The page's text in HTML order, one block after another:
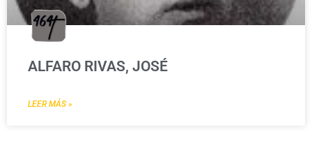
ALFARO RIVAS, JOSÉ
LEER MÁS »